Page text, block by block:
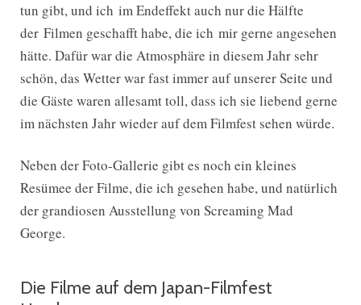
tun gibt, und ich im Endeffekt auch nur die Hälfte
der Filmen geschafft habe, die ich mir gerne angesehen
hätte. Dafür war die Atmosphäre in diesem Jahr sehr
schön, das Wetter war fast immer auf unserer Seite und
die Gäste waren allesamt toll, dass ich sie liebend gerne
im nächsten Jahr wieder auf dem Filmfest sehen würde.
Neben der Foto-Gallerie gibt es noch ein kleines
Resümee der Filme, die ich gesehen habe, und natürlich
der grandiosen Ausstellung von Screaming Mad
George.
Die Filme auf dem Japan-Filmfest